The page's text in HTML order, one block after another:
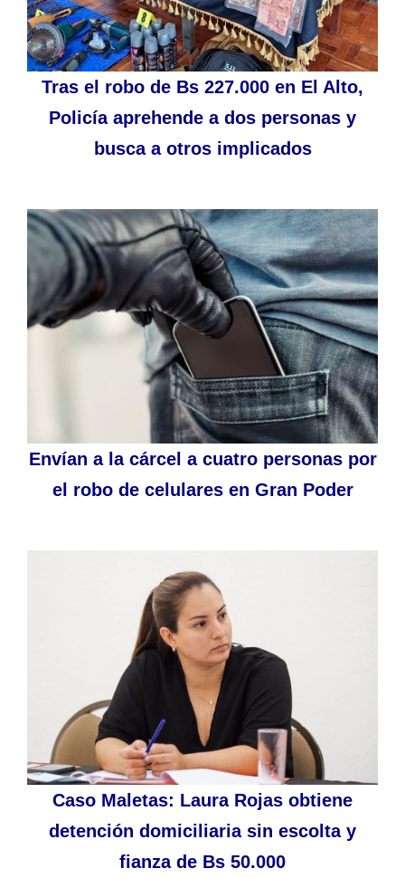
Tras el robo de Bs 227.000 en El Alto,
Policía aprehende a dos personas y
busca a otros implicados
Envían a la cárcel a cuatro personas por
el robo de celulares en Gran Poder
Caso Maletas: Laura Rojas obtiene
detención domiciliaria sin escolta y
fianza de Bs 50.000